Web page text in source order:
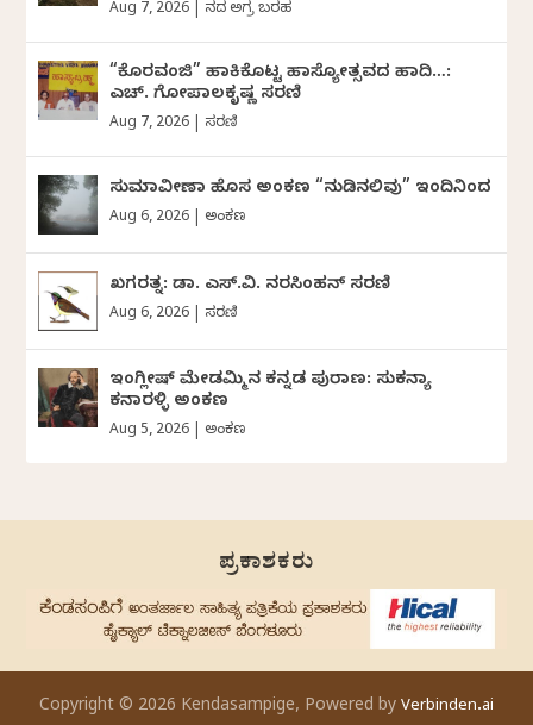
Aug 7, 2026 ದಿನದ ಅಗ್ರ ಬರಹ
“ಕೊರವಂಜಿ” ಹಾಕಿಕೊಟ್ಟ ಹಾಸ್ಯೋತ್ಸವದ ಹಾದಿ…:
ಎಚ್. ಗೋಪಾಲಕೃಷ್ಣ ಸರಣಿ
Aug 7, 2026 ಸರಣಿ
ಸುಮಾವೀಣಾ ಹೊಸ ಅಂಕಣ “ನುಡಿನಲಿವು” ಇಂದಿನಿಂದ
Aug 6, 2026 ಅಂಕಣ
ಖಗರತ್ನ: ಡಾ. ಎಸ್.ವಿ. ನರಸಿಂಹನ್‌‌ ಸರಣಿ
Aug 6, 2026 ಸರಣಿ
ಇಂಗ್ಲೀಷ್ ಮೇಡಮ್ಮಿನ ಕನ್ನಡ ಪುರಾಣ: ಸುಕನ್ಯಾ
ಕನಾರಳ್ಳಿ ಅಂಕಣ
Aug 5, 2026 ಅಂಕಣ
ಪ್ರಕಾಶಕರು
Copyright © 2026 Kendasampige, Powered by Verbinden.ai